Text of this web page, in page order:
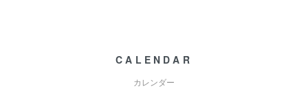
CALENDAR
カレンダー